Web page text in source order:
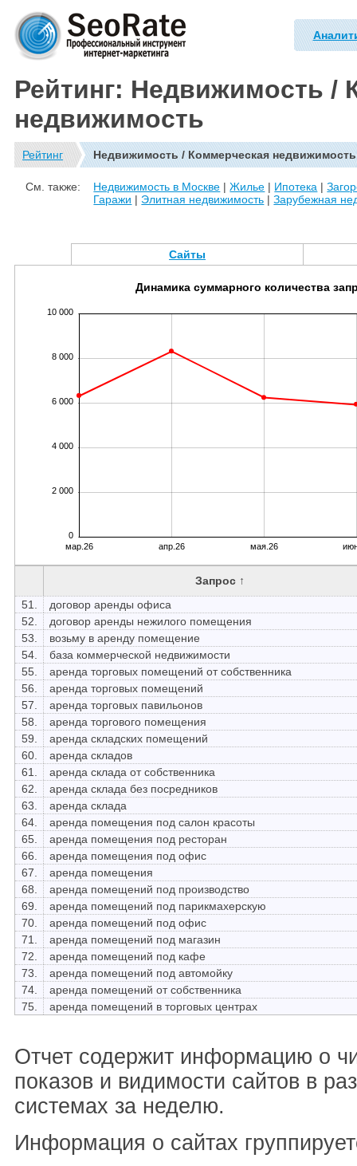
Рейтинг: Недвижимость /
недвижимость
Рейтинг Недвижимость / Коммерческая недвижимость
См. также: Недвижимость в Москве |Жилье | Ипотека |
Гаражи | Элитная недвижимость |Зарубежная
Сайты
0
2 000
4 000
6 000
8 000
10 000
мар.26 апр.26 мая.26
Динамика суммарного количества
Запрос ↑
51.
договор аренды офиса
52.
договор аренды нежилого помещения
53.
возьму в аренду помещение
54.
база коммерческой недвижимости
55.
аренда торговых помещений от собственника
56.
аренда торговых помещений
57.
аренда торговых павильонов
58.
аренда торгового помещения
59.
аренда складских помещений
60.
аренда складов
61.
аренда склада от собственника
62.
аренда склада без посредников
63.
аренда склада
64.
аренда помещения под салон красоты
65.
аренда помещения под ресторан
66.
аренда помещения под офис
67.
аренда помещения
68.
аренда помещений под производство
69.
аренда помещений под парикмахерскую
70.
аренда помещений под офис
71.
аренда помещений под магазин
72.
аренда помещений под кафе
73.
аренда помещений под автомойку
74.
аренда помещений от собственника
75.
аренда помещений в торговых центрах
Отчет содержит информацию о
показов и видимости сайтов в
системах за неделю.
Информация о сайтах